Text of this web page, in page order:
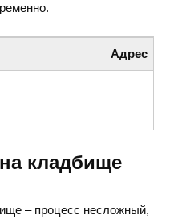
Адрес
3, Иршава,
кладбище
– процесс несложный,